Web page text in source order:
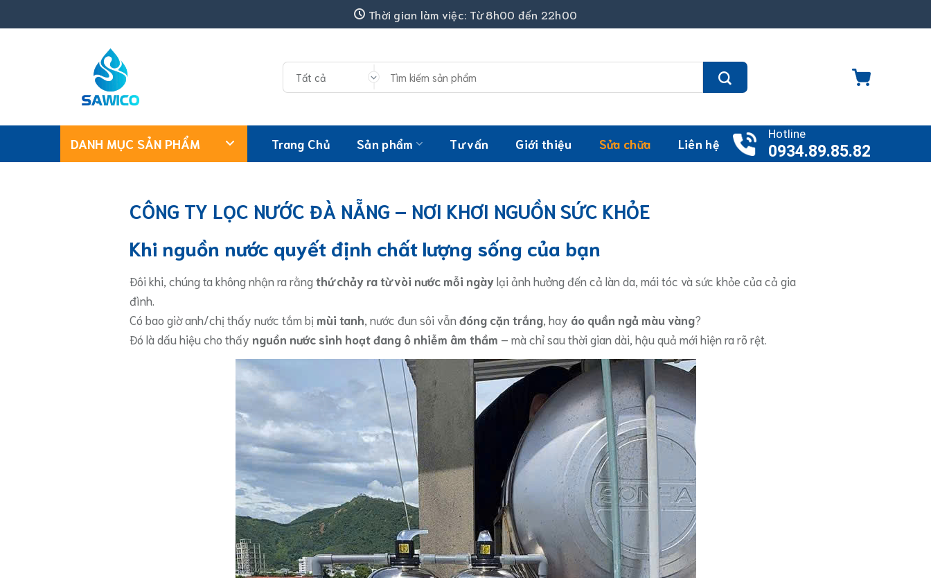
qua
Thời gian làm việc: Từ 8h00 đến 22h00
kiếm:
DANH MỤC SẢN PHẨM Trang Chủ Sản phẩm Tư vấn Giới thiệu Sửa chữa Liên hệ
Hotline
0934.89.85.82
CÔNG TY LỌC NƯỚC ĐÀ NẴNG – NƠI KHƠI NGUỒN SỨC KHỎE
Khi nguồn nước quyết định chất lượng sống của bạn
Đôi khi, chúng ta không nhận ra rằngthứ chảy ra từ vòi nước mỗi ngàylại ảnh hưởng đến cả làn da, mái tóc và sức khỏe của cả gia
đình.
Có bao giờ anh/chị thấy nước tắm bị mùi tanh , nước đun sôi vẫn đóng cặn trắng , hay áo quần ngả màu vàng?
Đó là dấu hiệu cho thấy nguồn nước sinh hoạt đang ô nhiễm âm thầm – mà chỉ sau thời gian dài, hậu quả mới hiện ra rõ rệt.